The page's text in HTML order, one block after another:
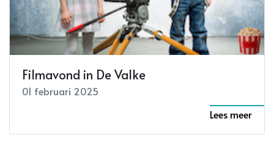
Filmavond in De Valke
01 februari 2025
Lees meer